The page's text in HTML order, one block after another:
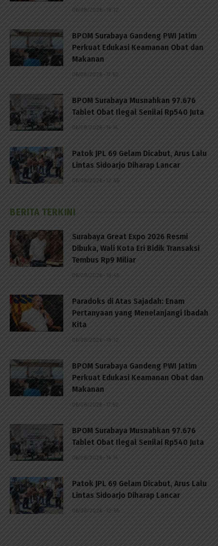
06/08/2026 - 18:12
BPOM Surabaya Gandeng PWI Jatim
Perkuat Edukasi Keamanan Obat dan
Makanan
06/08/2026 - 17:52
BPOM Surabaya Musnahkan 97.676
Tablet Obat Ilegal Senilai Rp540 Juta
06/08/2026 - 14:14
Patok JPL 69 Gelam Dicabut, Arus Lalu
Lintas Sidoarjo Diharap Lancar
06/08/2026 - 12:55
BERITA TERKINI
Surabaya Great Expo 2026 Resmi
Dibuka, Wali Kota Eri Bidik Transaksi
Tembus Rp9 Miliar
06/08/2026 - 18:45
Paradoks di Atas Sajadah: Enam
Pertanyaan yang Menelanjangi Ibadah
Kita
06/08/2026 - 18:12
BPOM Surabaya Gandeng PWI Jatim
Perkuat Edukasi Keamanan Obat dan
Makanan
06/08/2026 - 17:52
BPOM Surabaya Musnahkan 97.676
Tablet Obat Ilegal Senilai Rp540 Juta
06/08/2026 - 14:14
Patok JPL 69 Gelam Dicabut, Arus Lalu
Lintas Sidoarjo Diharap Lancar
06/08/2026 - 12:55